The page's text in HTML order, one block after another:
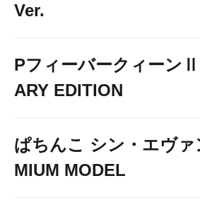
Ver.
Pフィーバークィーン
ARY EDITION
ぱちんこ シン・エヴ
MIUM MODEL